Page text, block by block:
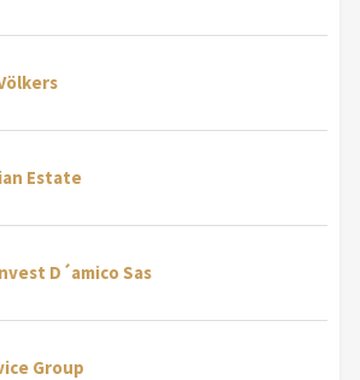
Estate
D´amico Sas
Group